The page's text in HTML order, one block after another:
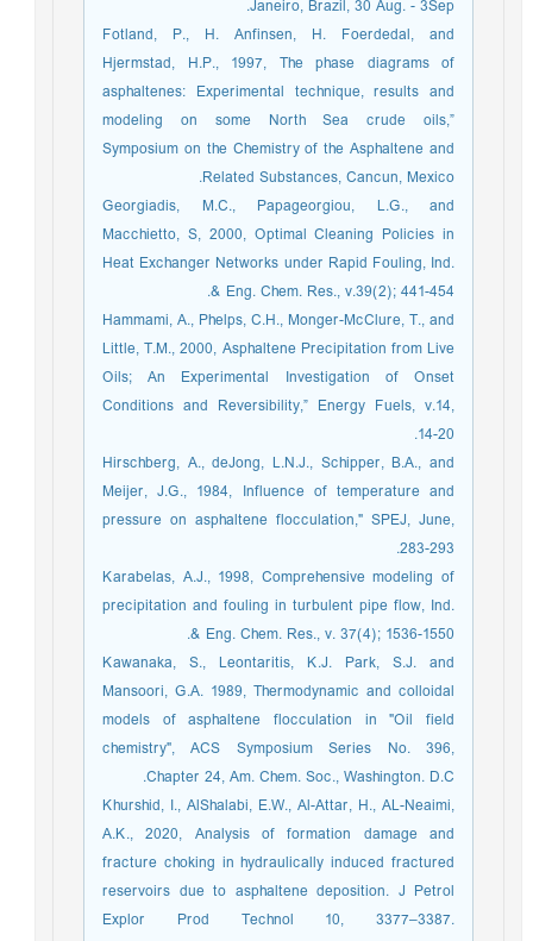
Janeiro, Brazil, 30 Aug. - 3Sep.
Fotland, P., H. Anfinsen, H. Foerdedal, and
Hjermstad, H.P., 1997, The phase diagrams of
asphaltenes: Experimental technique, results and
modeling on some North Sea crude oils,”
Symposium on the Chemistry of the Asphaltene and
Related Substances, Cancun, Mexico.
Georgiadis, M.C., Papageorgiou, L.G., and
Macchietto, S, 2000, Optimal Cleaning Policies in
Heat Exchanger Networks under Rapid Fouling, Ind.
& Eng. Chem. Res., v.39(2); 441-454.
Hammami, A., Phelps, C.H., Monger-McClure, T., and
Little, T.M., 2000, Asphaltene Precipitation from Live
Oils; An Experimental Investigation of Onset
Conditions and Reversibility,” Energy Fuels, v.14,
14-20.
Hirschberg, A., deJong, L.N.J., Schipper, B.A., and
Meijer, J.G., 1984, Influence of temperature and
pressure on asphaltene flocculation," SPEJ, June,
283-293.
Karabelas, A.J., 1998, Comprehensive modeling of
precipitation and fouling in turbulent pipe flow, Ind.
& Eng. Chem. Res., v. 37(4); 1536-1550.
Kawanaka, S., Leontaritis, K.J. Park, S.J. and
Mansoori, G.A. 1989, Thermodynamic and colloidal
models of asphaltene flocculation in "Oil field
chemistry", ACS Symposium Series No. 396,
Chapter 24, Am. Chem. Soc., Washington. D.C.
Khurshid, I., AlShalabi, E.W., Al-Attar, H., AL-Neaimi,
A.K., 2020, Analysis of formation damage and
fracture choking in hydraulically induced fractured
reservoirs due to asphaltene deposition. J Petrol
Explor Prod Technol 10, 3377–3387.